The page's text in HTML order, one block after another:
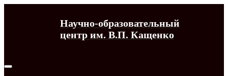
Научно-образовательный
центр им. В.П. Кащенко